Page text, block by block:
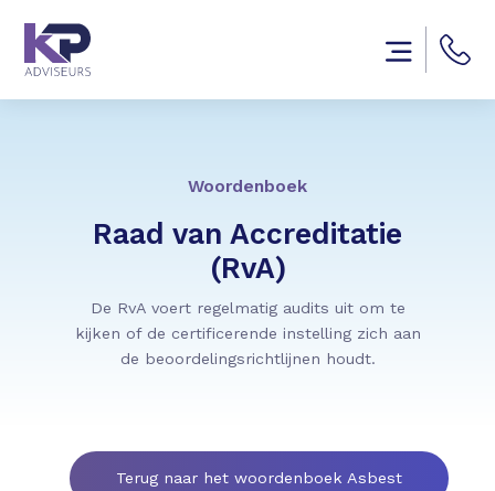
Woordenboek
Raad van Accreditatie
(RvA)
De RvA voert regelmatig audits uit om te
kijken of de certificerende instelling zich aan
de beoordelingsrichtlijnen houdt.
Terug naar het woordenboek Asbest